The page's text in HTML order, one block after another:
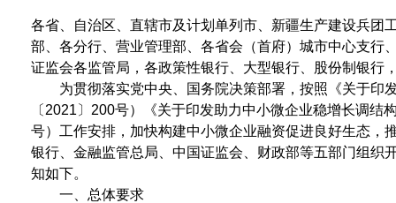
各省、自治区、直辖市及计划单列市、新疆生产建设兵团
部、各分行、营业管理部、各省会（首府）城市中心支行
证监会各监管局，各政策性银行、大型银行、股份制银行
为贯彻落实党中央、国务院决策部署，按照《关于印
〔2021〕200号）《关于印发助力中小微企业稳增长调
号）工作安排，加快构建中小微企业融资促进良好生态，
银行、金融监管总局、中国证监会、财政部等五部门组织
知如下。
一、总体要求